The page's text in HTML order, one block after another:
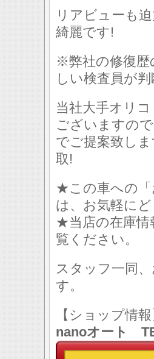
リアビューも
綺麗です!
※弊社の修復歴
しい検査員が
当社大手オリ
ございますの
でご提案致し
取!
★この車への「
は、お気軽に
★当店の在庫情
覧ください。
スタッフ一同
す。
【ショップ情
nanoオート